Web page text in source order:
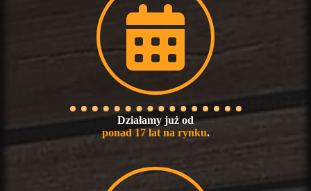
Działamy już od
ponad 17 lat na rynku.